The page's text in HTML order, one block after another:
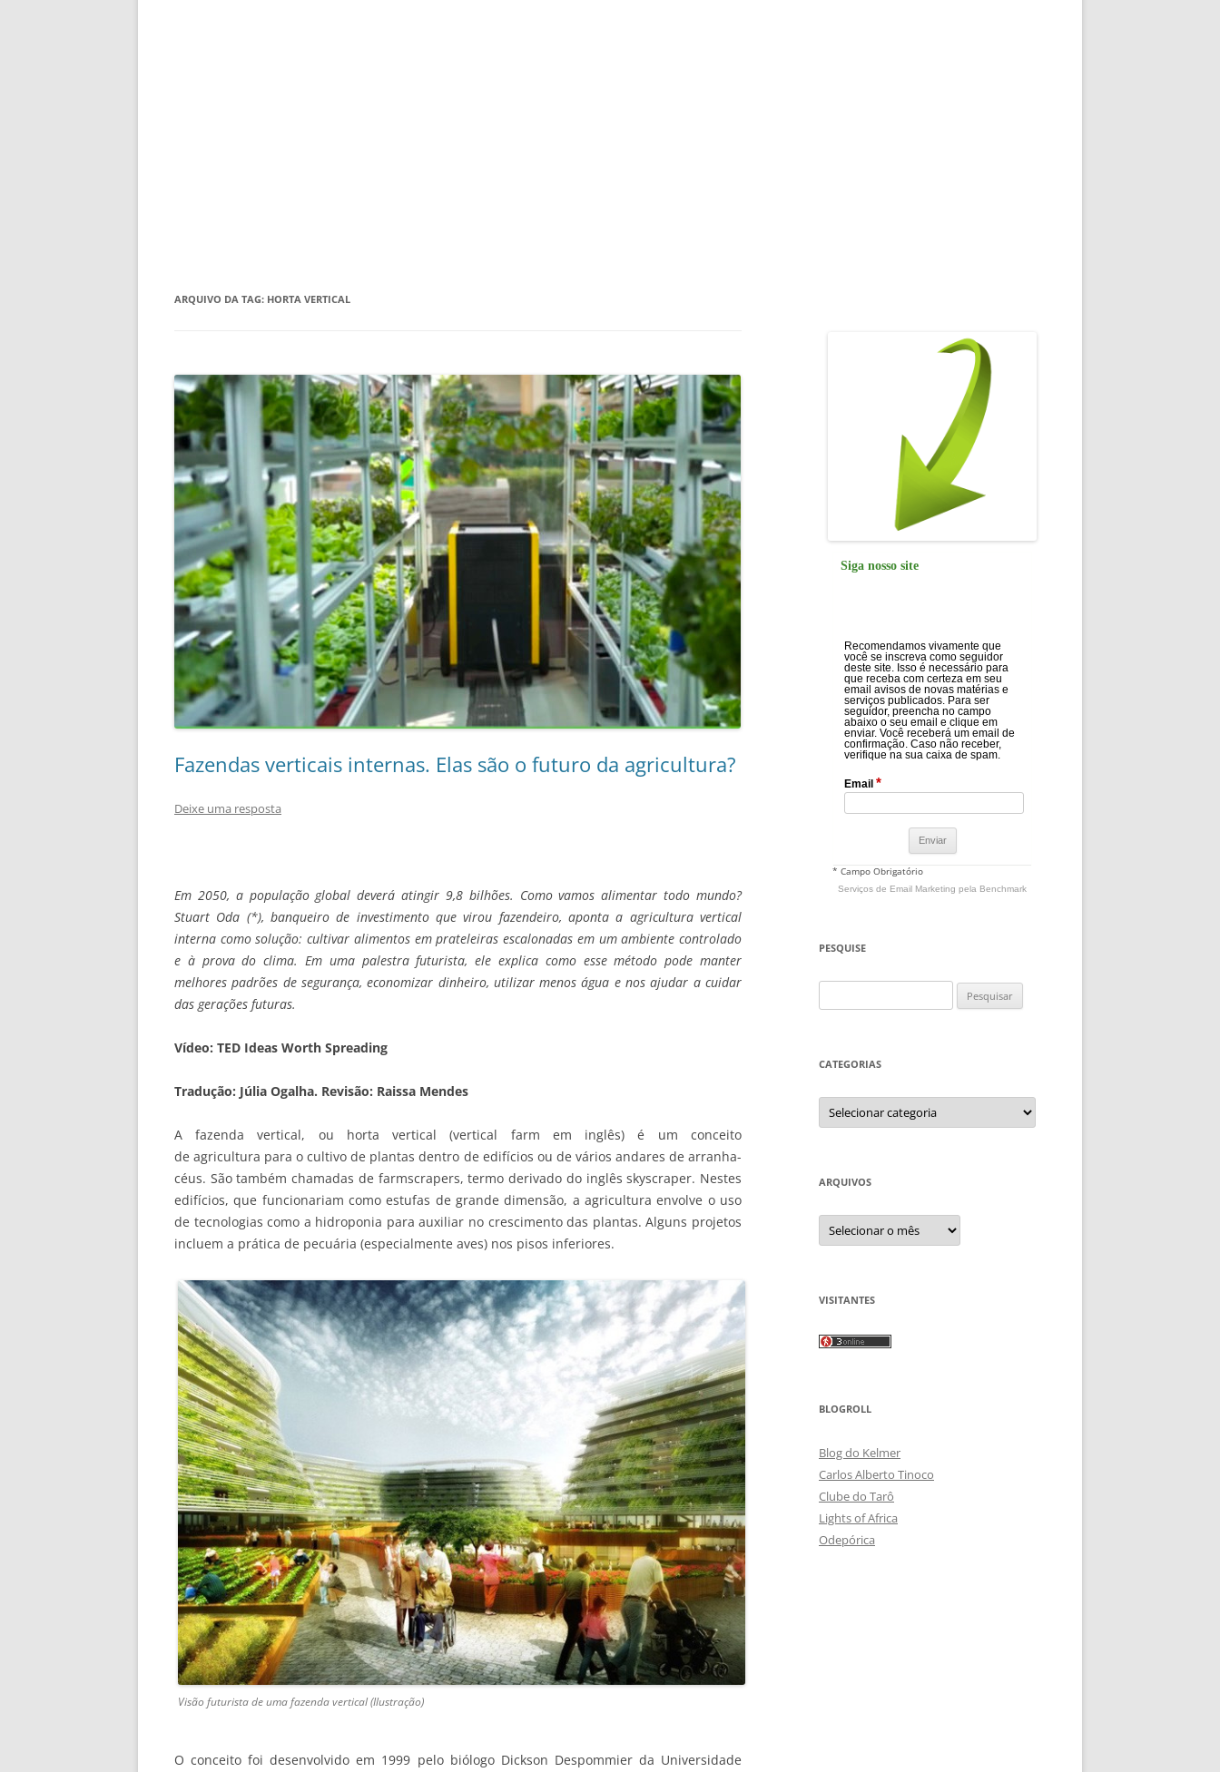
ARQUIVO DA TAG: HORTA VERTICAL
Fazendas verticais internas. Elas são o futuro da agricultura?
Deixe uma resposta
Em 2050, a população global deverá atingir 9,8 bilhões. Como vamos alimentar todo mundo?
Stuart Oda (*), banqueiro de investimento que virou fazendeiro, aponta a agricultura vertical
interna como solução: cultivar alimentos em prateleiras escalonadas em um ambiente controlado
e à prova do clima. Em uma palestra futurista, ele explica como esse método pode manter
melhores padrões de segurança, economizar dinheiro, utilizar menos água e nos ajudar a cuidar
das gerações futuras.
Vídeo: TED Ideas Worth Spreading
Tradução: Júlia Ogalha. Revisão: Raissa Mendes
A fazenda vertical, ou horta vertical (vertical farm em inglês) é um conceito
de agricultura para o cultivo de plantas dentro de edifícios ou de vários andares de arranha-
céus. São também chamadas de farmscrapers, termo derivado do inglês skyscraper. Nestes
edifícios, que funcionariam como estufas de grande dimensão, a agricultura envolve o uso
de tecnologias como a hidroponia para auxiliar no crescimento das plantas. Alguns projetos
incluem a prática de pecuária (especialmente aves) nos pisos inferiores.
Visão futurista de uma fazenda vertical (Ilustração)
O conceito foi desenvolvido em 1999 pelo biólogo Dickson Despommier da Universidade
Siga nosso site
Recomendamos vivamente que
você se inscreva como seguidor
deste site. Isso é necessário para
que receba com certeza em seu
email avisos de novas matérias e
serviços publicados. Para ser
seguidor, preencha no campo
abaixo o seu email e clique em
enviar. Você receberá um email de
confirmação. Caso não receber,
verifique na sua caixa de spam.
Email *
* Campo Obrigatório
Serviços de Email Marketing pela Benchmark
PESQUISE
por:
CATEGORIAS
Categorias
ARQUIVOS
Arquivos
VISITANTES
BLOGROLL
Blog do Kelmer
Carlos Alberto Tinoco
Clube do Tarô
Lights of Africa
Odepórica